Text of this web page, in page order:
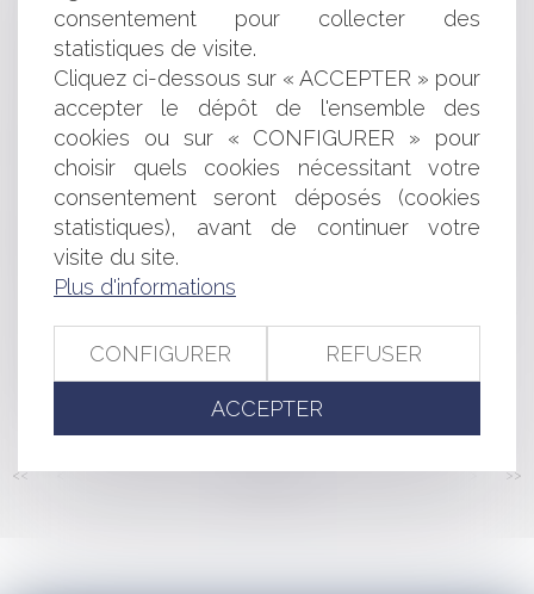
CONCURRENCE ENTRE AGENCES IMMOBILIÈRES ET
ABSENCE D'EXCLUSIVITÉ
LA PUBLICITÉ GRAND FORMAT AUTORISÉE DANS LES
STADES
UNE PISCINE SEMI-ENTERRÉE CONSTITUE UN
ÉLÉMENT BÂTI QUI DOIT ÊTRE PRIS EN COMPTE DANS LE
CALCUL DE LA TAXE FONCIÈRE
RECOURS EN ANNULATION D'UN PERMIS DE
CONSTRUIRE : LA COMMUNE N'EST PAS UN TIERS
COMME LES AUTRES
FACEBOOK CHANGE SES RÈGLES SUR LA PUBLICITÉ
CIBLÉE
OBLIGATION D'ENTRETENIR SON JARDIN ET
POUVOIR DE POLICE DU MAIRE
GARANTIE DÉCENNALE
<< < ... 155 156 157 158 159 160 161 ... > >>
consentement pour collecter des
statistiques de visite.
Cliquez ci-dessous sur « ACCEPTER » pour
accepter le dépôt de l'ensemble des
cookies ou sur « CONFIGURER » pour
choisir quels cookies nécessitant votre
consentement seront déposés (cookies
statistiques), avant de continuer votre
visite du site.
Plus d'informations
CONFIGURER REFUSER
ACCEPTER